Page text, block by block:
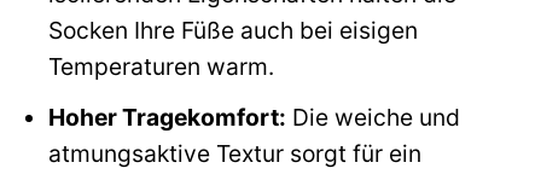
Socken Ihre Füße auch bei eisigen
Temperaturen warm.
Hoher Tragekomfort: Die weiche und
atmungsaktive Textur sorgt für ein